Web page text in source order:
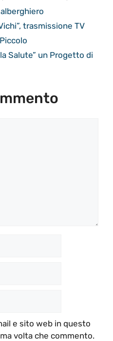
trasmissione TV
Salute” un Progetto di
e sito web in questo
volta che commento.